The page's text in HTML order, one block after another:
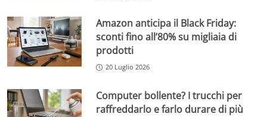
Amazon anticipa il Black Friday:
sconti fino all’80% su migliaia di
prodotti
20 Luglio 2026
Computer bollente? I trucchi per
raffreddarlo e farlo durare di più